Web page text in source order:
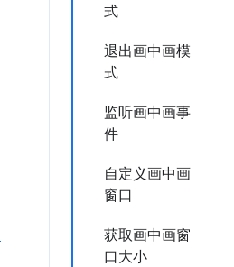
式
退出画中画模
式
监听画中画事
件
自定义画中画
窗口
获取画中画窗
口大小